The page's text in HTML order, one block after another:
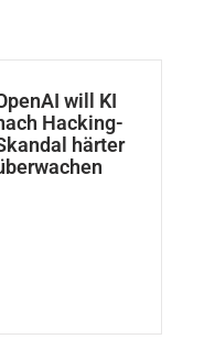
will KI
Hacking-
härter